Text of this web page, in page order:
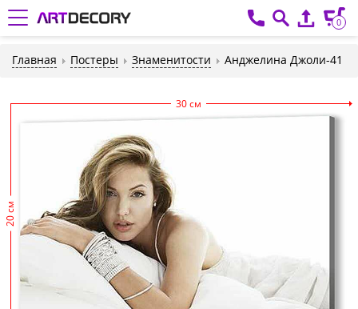
0
Главная Постеры Знаменитости Анджелина Джоли-41
30 см
20 см